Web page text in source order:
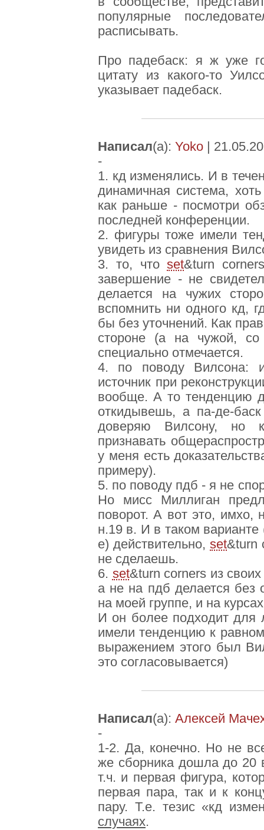
популярные
расписывать.
Про падебаск: я ж уже
цитату из какого-то
указывает падебаск.
Написал(а): Yoko |
-
1. кд изменялись. И в
динамичная система,
как раньше - посмотри
последней конференции.
2. фигуры тоже имели
увидеть из сравнения
3. то, чтоset&turn
завершение - не
делается на чужих
вспомнить ни одного кд,
бы без уточнений. Как
стороне (а на чужой,
специально отмечается.
4. по поводу Вилсона:
источник при
вообще. А то тенденцию
откидывешь, а па-де-
доверяю Вилсону, но
признавать
у меня есть
примеру).
5. по поводу пдб - я не
Но мисс Миллиган
поворот. А вот это, имхо,
н.19 в. И в таком варианте
е) действительно, set&turn
не сделаешь.
6. set&turn corners из
а не на пдб делается без
на моей группе, и на
И он более подходит для
имели тенденцию к
выражением этого был
это согласовывается)
Написал(а): Алексей
-
1-2. Да, конечно. Но не
же сборника дошла до 20
т.ч. и первая фигура,
первая пара, так и к
пару. Т.е. тезис «кд
случаях.